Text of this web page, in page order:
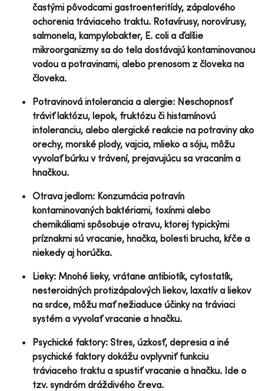
častými pôvodcami gastroenteritídy, zápalového
ochorenia tráviaceho traktu. Rotavírusy, norovírusy,
salmonela, kampylobakter, E. coli a ďalšie
mikroorganizmy sa do tela dostávajú kontaminovanou
vodou a potravinami, alebo prenosom z človeka na
človeka.
Potravinová intolerancia a alergie: Neschopnosť
tráviť laktózu, lepok, fruktózu či histamínovú
intoleranciu, alebo alergické reakcie na potraviny ako
orechy, morské plody, vajcia, mlieko a sóju, môžu
vyvolať búrku v trávení, prejavujúcu sa vracaním a
hnačkou.
Otrava jedlom: Konzumácia potravín
kontaminovaných baktériami, toxínmi alebo
chemikáliami spôsobuje otravu, ktorej typickými
príznakmi sú vracanie, hnačka, bolesti brucha, kŕče a
niekedy aj horúčka.
Lieky: Mnohé lieky, vrátane antibiotík, cytostatík,
nesteroidných protizápalových liekov, laxatív a liekov
na srdce, môžu mať nežiaduce účinky na tráviaci
systém a vyvolať vracanie a hnačku.
Psychické faktory: Stres, úzkosť, depresia a iné
psychické faktory dokážu ovplyvniť funkciu
tráviaceho traktu a spustiť vracanie a hnačku. Ide o
tzv. syndróm dráždivého čreva.